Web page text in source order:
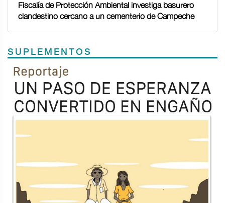
Fiscalía de Protección Ambiental investiga basurero
clandestino cercano a un cementerio de Campeche
SUPLEMENTOS
Previous
TODOS LOS SUPLEMENTOS